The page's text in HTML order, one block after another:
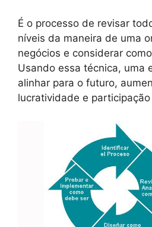
É o processo de revisar
níveis da maneira de uma
negócios e considerar
Usando essa técnica, uma
alinhar para o futuro,
lucratividade e